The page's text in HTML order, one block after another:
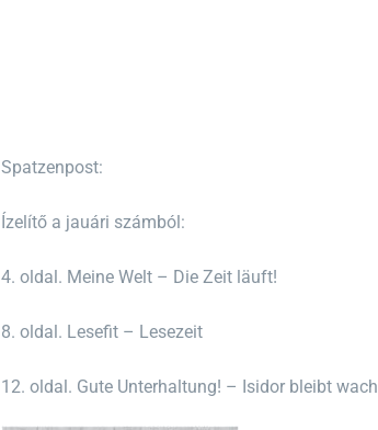
Spatzenpost:
Ízelítő a jauári számból:
4. oldal. Meine Welt – Die Zeit läuft!
8. oldal. Lesefit – Lesezeit
12. oldal. Gute Unterhaltung! – Isidor bleibt wach